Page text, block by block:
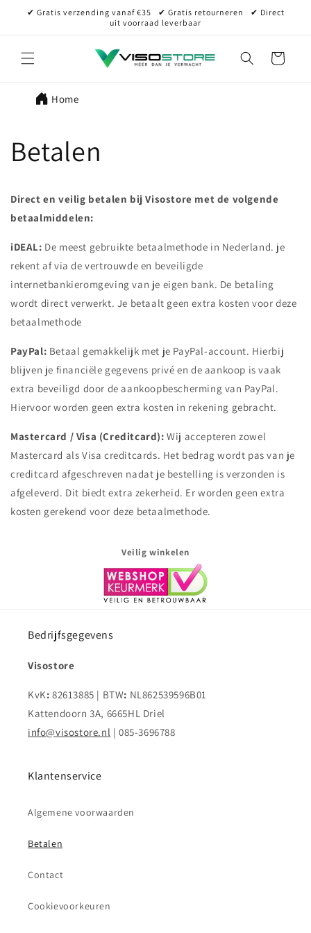
naar de
✔ Gratis verzending vanaf €35⠀✔ Gratis retourneren⠀✔ Direct
uit voorraad leverbaar
Winkelwagen
Home
Betalen
Direct en veilig betalen bij Visostore met de volgende
betaalmiddelen:
iDEAL: De meest gebruikte betaalmethode in Nederland. je
rekent af via de vertrouwde en beveiligde
internetbankieromgeving van je eigen bank. De betaling
wordt direct verwerkt. Je betaalt geen extra kosten voor deze
betaalmethode
PayPal: Betaal gemakkelijk met je PayPal-account. Hierbij
blijven je financiële gegevens privé en de aankoop is vaak
extra beveiligd door de aankoopbescherming van PayPal.
Hiervoor worden geen extra kosten in rekening gebracht.
Mastercard / Visa (Creditcard):Wij accepteren zowel
Mastercard als Visa creditcards. Het bedrag wordt pas van je
creditcard afgeschreven nadat je bestelling is verzonden is
afgeleverd. Dit biedt extra zekerheid. Er worden geen extra
kosten gerekend voor deze betaalmethode.
Veilig winkelen
Bedrijfsgegevens
Visostore
KvK: 82613885 | BTW: NL862539596B01
Kattendoorn 3A, 6665HL Driel
info@visostore.nl | 085-3696788
Klantenservice
Algemene voorwaarden
Betalen
Contact
Cookievoorkeuren